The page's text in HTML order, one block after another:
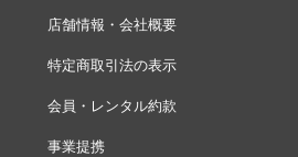
店舗情報・会社概要
特定商取引法の表示
会員・レンタル約款
事業提携